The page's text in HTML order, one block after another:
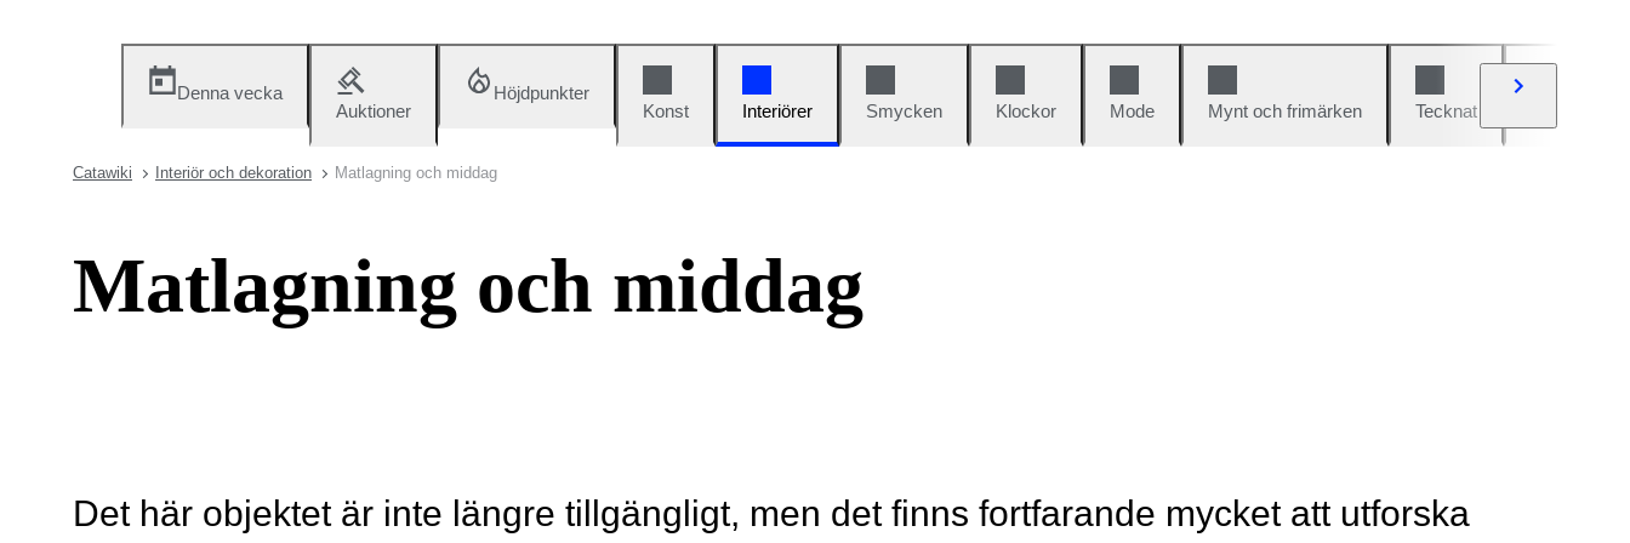
Denna vecka
Auktioner
Höjdpunkter
Konst
Interiörer Smycken Klockor Mode Mynt och frimärken Tecknat
Catawiki Interiör och dekoration Matlagning och middag
Matlagning och middag
Det här objektet är inte längre tillgängligt, men det finns fortfarande mycket att utforska